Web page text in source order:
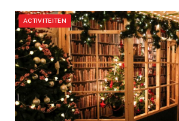
ACTIVITEITEN